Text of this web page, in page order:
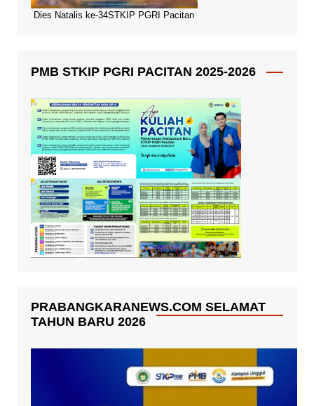
Dies Natalis ke-34STKIP PGRI Pacitan
PMB STKIP PGRI PACITAN 2025-2026
PRABANGKARANEWS.COM SELAMAT
TAHUN BARU 2026